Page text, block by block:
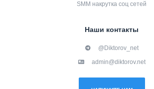
SMM накрутка соц сетей
Наши контакты
@Diktorov_net
admin@diktorov.net